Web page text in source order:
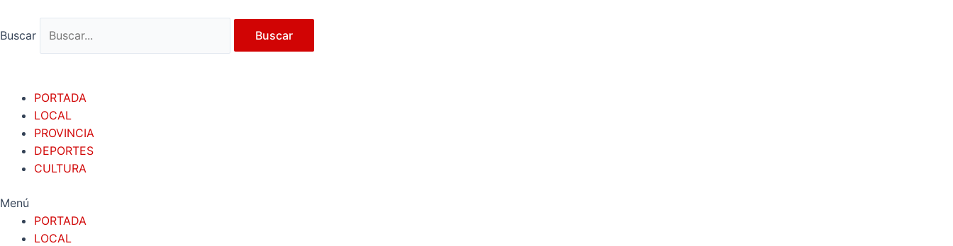
contenido
Buscar Buscar
PORTADA
LOCAL
PROVINCIA
DEPORTES
CULTURA
Menú
PORTADA
LOCAL